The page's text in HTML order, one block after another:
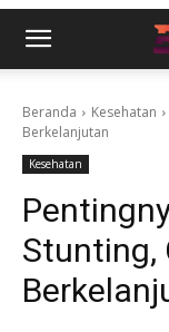
Beranda Kesehatan
Berkelanjutan
Kesehatan
Stunting,